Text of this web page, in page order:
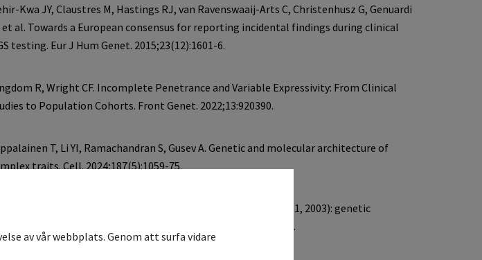
av vår webbplats. Genom att surfa vidare